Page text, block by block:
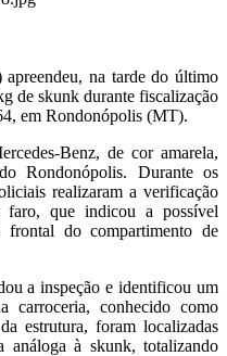
na tarde do último
de skunk durante fiscalização
em Rondonópolis (MT).
Benz, de cor amarela,
Rondonópolis. Durante os
realizaram a verificação
que indicou a possível
frontal do compartimento de
a inspeção e identificou um
carroceria, conhecido como
estrutura, foram localizadas
análoga à skunk, totalizando